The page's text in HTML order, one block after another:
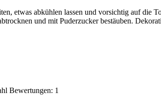
etwas abkühlen lassen und vorsichtig auf die
und mit Puderzucker bestäuben.
Bewertungen: 1